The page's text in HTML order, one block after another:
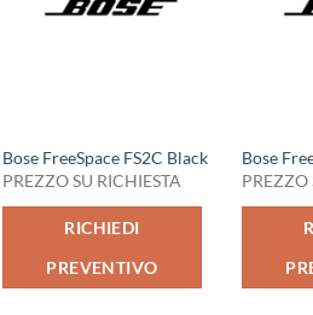
Bose FreeSpace FS2C Black
PREZZO SU RICHIESTA
RICHIEDI
PREVENTIVO
Bose
PREZZO